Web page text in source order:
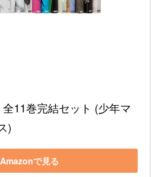
11巻完結セット (少年マ
)
Amazonで見る